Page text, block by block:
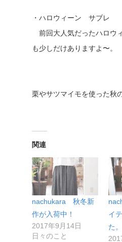
・ハロウィーン サブレ
前回大人気だったハロウ
も少しだけありますよ〜。
栗やサツマイモを使った秋
関連
nachukara 秋冬新
作が入荷中！
2017年9月14日
日々のこと
イ
た。